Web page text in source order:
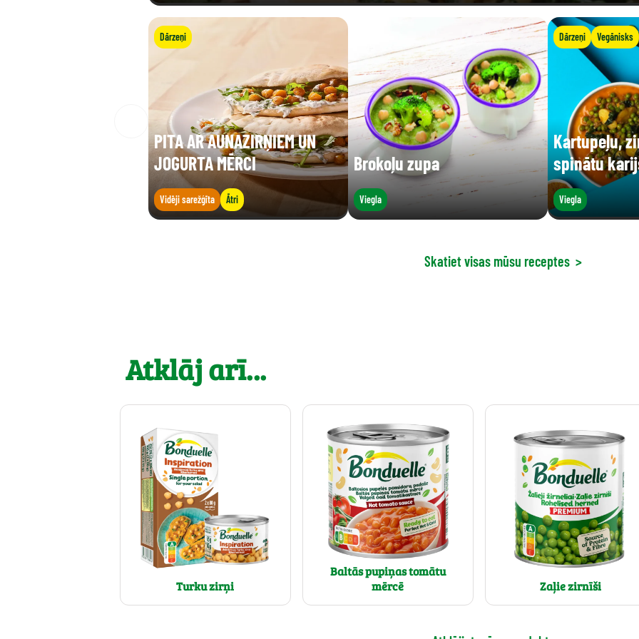
Dārzeņi
PITA AR AUNAZIRŅIEM UN
JOGURTA MĒRCI
Vidēji sarežģīta Ātri
Brokoļu zupa
Viegla
Dārzeņi Vegānisks
Kartupeļu,
spinātu
Viegla
Skatiet visas mūsu receptes >
Atklāj arī...
Turku zirņi
Baltās pupiņas tomātu
mērcē
Zaļie zirnīši